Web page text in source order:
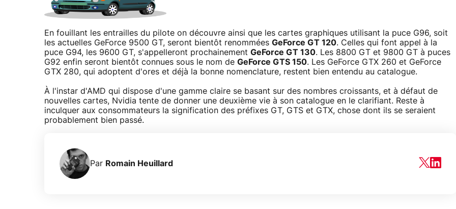
En fouillant les entrailles du pilote on découvre ainsi que les cartes graphiques utilisant la puce G96, soit
les actuelles GeForce 9500 GT, seront bientôt renommées GeForce GT 120. Celles qui font appel à la
puce G94, les 9600 GT, s'appelleront prochainement GeForce GT 130. Les 8800 GT et 9800 GT à puces
G92 enfin seront bientôt connues sous le nom de GeForce GTS 150. Les GeForce GTX 260 et GeForce
GTX 280, qui adoptent d'ores et déjà la bonne nomenclature, restent bien entendu au catalogue.
À l'instar d'AMD qui dispose d'une gamme claire se basant sur des nombres croissants, et à défaut de
nouvelles cartes, Nvidia tente de donner une deuxième vie à son catalogue en le clarifiant. Reste à
inculquer aux consommateurs la signification des préfixes GT, GTS et GTX, chose dont ils se seraient
probablement bien passé.
Par Romain Heuillard